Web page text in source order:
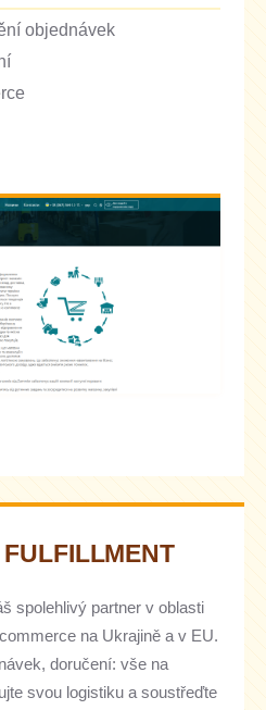
objednávek
spolehlivý partner v oblasti
na Ukrajině a v EU.
doručení: vše na
svou logistiku a soustřeďte